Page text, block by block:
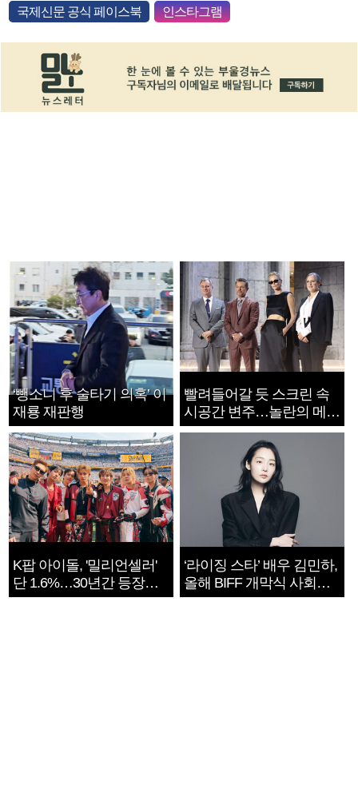
국제신문 공식 페이스북 인스타그램
‘뺑소니 후 술타기 의혹’ 이
재룡 재판행
빨려들어갈 듯 스크린 속
시공간 변주…놀란의 메시
지는 ‘전쟁 속죄’
K팝 아이돌, '밀리언셀러'
단 1.6%…30년간 등장
1182개팀 전수조사
‘라이징 스타’ 배우 김민하,
올해 BIFF 개막식 사회자
확정